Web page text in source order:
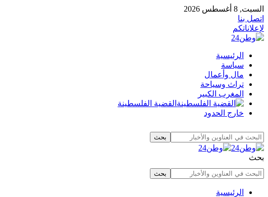
السبت, 8 أغسطس 2026
اتصل بنا
لإعلاناتكم
الرئيسية
سياسة
مال وأعمال
تراث وسياحة
المغرب الكبير
القضية الفلسطينة
خارج الحدود
بحث
الرئيسية